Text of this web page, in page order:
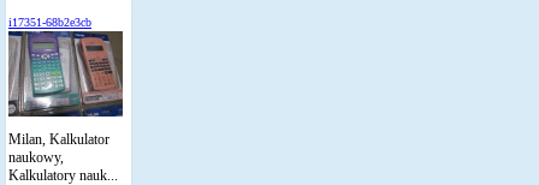
i17351-68b2e3cb
Milan, Kalkulator
naukowy,
Kalkulatory nauk...